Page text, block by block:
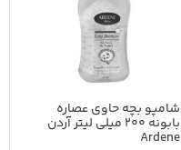
شامپو بچه حاوی عصاره
بابونه ۲۰۰ میلی لیتر آردن
Ardene